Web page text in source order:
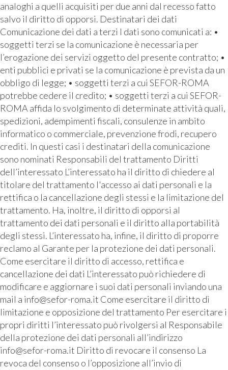
analoghi a quelli acquisiti per due anni dal recesso fatto
salvo il diritto di opporsi. Destinatari dei dati
Comunicazione dei dati a terzi I dati sono comunicati a: •
soggetti terzi se la comunicazione è necessaria per
l’erogazione dei servizi oggetto del presente contratto; •
enti pubblici e privati se la comunicazione è prevista da un
obbligo di legge; • soggetti terzi a cui SEFOR-ROMA
potrebbe cedere il credito; • soggetti terzi a cui SEFOR-
ROMA affida lo svolgimento di determinate attività quali,
spedizioni, adempimenti fiscali, consulenze in ambito
informatico o commerciale, prevenzione frodi, recupero
crediti. In questi casi i destinatari della comunicazione
sono nominati Responsabili del trattamento Diritti
dell’interessato L’interessato ha il diritto di chiedere al
titolare del trattamento l'accesso ai dati personali e la
rettifica o la cancellazione degli stessi e la limitazione del
trattamento. Ha, inoltre, il diritto di opporsi al
trattamento dei dati personali e il diritto alla portabilità
degli stessi. L’interessato ha, infine, il diritto di proporre
reclamo al Garante per la protezione dei dati personali.
Come esercitare il diritto di accesso, rettifica e
cancellazione dei dati L’interessato può richiedere di
modificare e aggiornare i suoi dati personali inviando una
mail a info@sefor-roma.it Come esercitare il diritto di
limitazione e opposizione del trattamento Per esercitare i
propri diritti l’interessato può rivolgersi al Responsabile
della protezione dei dati personali all’indirizzo
info@sefor-roma.it Diritto di revocare il consenso La
revoca del consenso o l’opposizione all’invio di